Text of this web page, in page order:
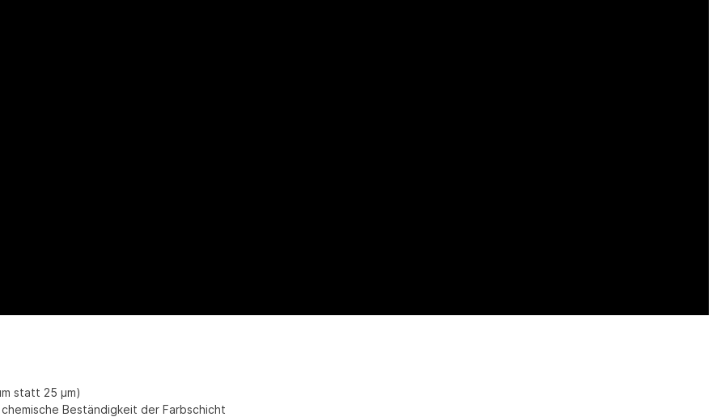
statt 25 μm)
Beständigkeit der Farbschicht